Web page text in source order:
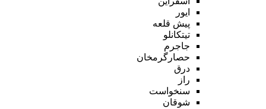
ایور
پیش قلعه
تیتکانلو
جاجرم
حصارگرمخان
درق
راز
سنخواست
شوقان